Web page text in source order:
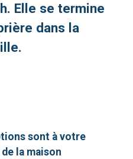
Elle se termine
dans la
sont à votre
la maison